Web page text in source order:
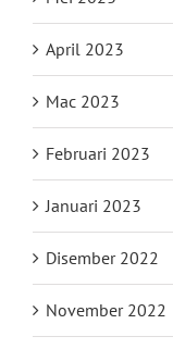
April 2023
Mac 2023
Februari 2023
Januari 2023
Disember 2022
November 2022